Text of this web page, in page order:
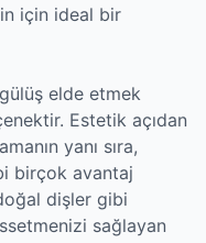
için ideal bir
elde etmek
Estetik açıdan
yanı sıra,
birçok avantaj
dişler gibi
sağlayan